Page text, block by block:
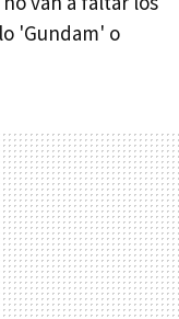
'Gundam' o